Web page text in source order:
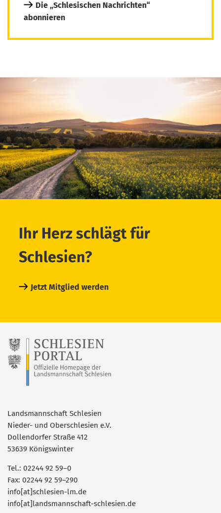
Die „Schlesischen Nachrichten“
abonnieren
Ihr Herz schlägt für
Schlesien?
Jetzt Mitglied werden
Landsmannschaft Schlesien
Nieder- und Oberschlesien e.V.
Dollendorfer Straße 412
53639 Königswinter
Tel.: 02244 92 59–0
Fax: 02244 92 59–290
info[at]schlesien-lm.de
info[at]landsmannschaft-schlesien.de